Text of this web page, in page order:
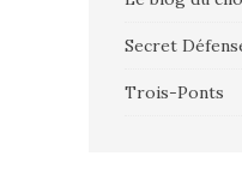
Secret
Trois-Ponts